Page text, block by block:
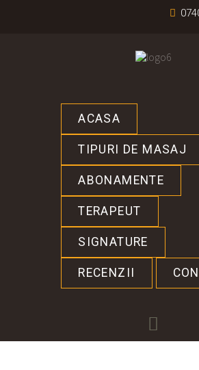
ACASA
TIPURI DE MASAJ
ABONAMENTE
TERAPEUT
SIGNATURE
RECENZII